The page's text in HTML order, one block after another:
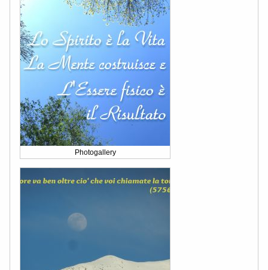
Photogallery